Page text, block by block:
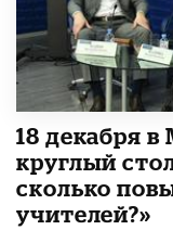
18 декабря в
круглый
сколько
учителей?»